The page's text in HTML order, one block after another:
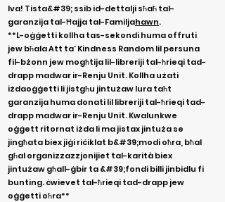
Iva! Tista&#39; ssib id-dettalji sħaħ tal-
garanzija tal-Ħajja tal-Familjahawn.
**L-oġġetti kollha tas-sekondi huma offruti
jew bħala Att ta’ Kindness Random lil persuna
fil-bżonn jew mogħtija lil-libreriji tal-ħrieqi tad-
drapp madwar ir-Renju Unit. Kollha użati
iżdaoġġetti li jistgħu jintużaw lura taħt
garanzija huma donati lil libreriji tal-ħrieqi tad-
drapp madwar ir-Renju Unit. Kwalunkwe
oġġett ritornat iżda li ma jistax jintuża se
jingħata biex jiġi riċiklat b&#39;modi oħra, bħal
għal organizzazzjonijiet tal-karità biex
jintużaw għall-ġbir ta &#39;fondi billi jinbidlu fi
bunting. ċwievet tal-ħrieqi tad-drapp jew
oġġetti oħra**